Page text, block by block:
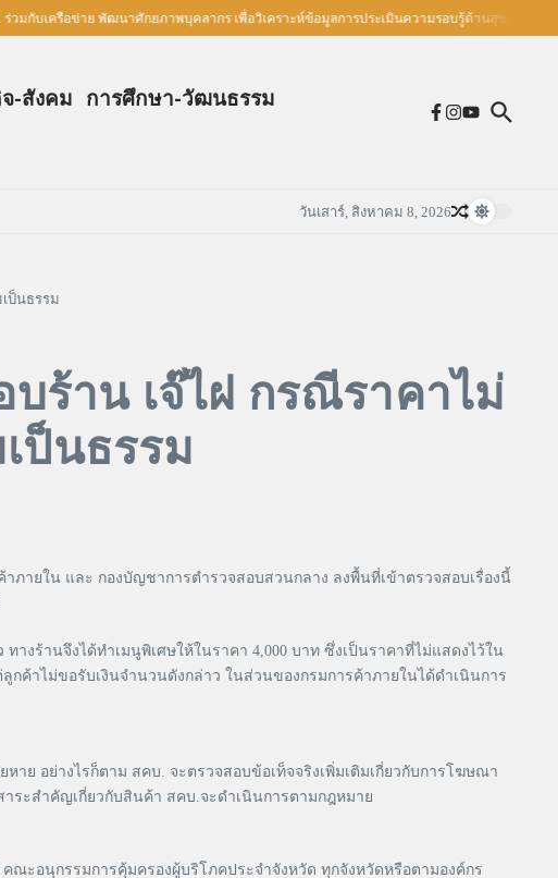
มกับเครือข่าย พัฒนาศักยภาพบุคลากร เพื่อวิเคราะห์ข้อมูลการประเมินความรอบรู้ด้านสุขภาพ
-สังคม การศึกษา-วัฒนธรรม
วันเสาร์, สิงหาคม 8, 2026
ป็นธรรม
ร้าน เจ๊ไฝ กรณีราคาไม่
ป็นธรรม
ภายใน และ กองบัญชาการตำรวจสอบสวนกลาง ลงพื้นที่เข้าตรวจสอบเรื่องนี้
งร้านจึงได้ทำเมนูพิเศษให้ในราคา 4,000 บาท ซึ่งเป็นราคาที่ไม่แสดงไว้ใน
กค้าไม่ขอรับเงินจำนวนดังกล่าว ในส่วนของกรมการค้าภายในได้ดำเนินการ
าย อย่างไรก็ตาม สคบ. จะตรวจสอบข้อเท็จจริงเพิ่มเติมเกี่ยวกับการโฆษณา
ระสำคัญเกี่ยวกับสินค้า สคบ.จะดำเนินการตามกฎหมาย
ณะอนุกรรมการคุ้มครองผู้บริโภคประจำจังหวัด ทุกจังหวัดหรือตามองค์กร